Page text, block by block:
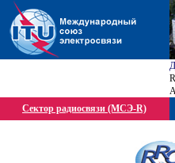
Сектор радиосвязи (МСЭ-R)